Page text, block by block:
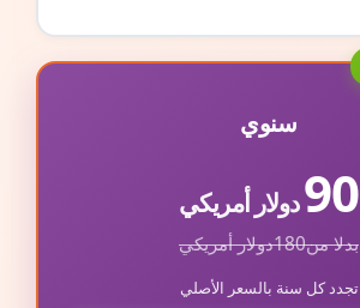
سنوي
90دولار أمريكي
بدلا من180دولار أمريكي
تجدد كل سنة بالسعر الأصلي